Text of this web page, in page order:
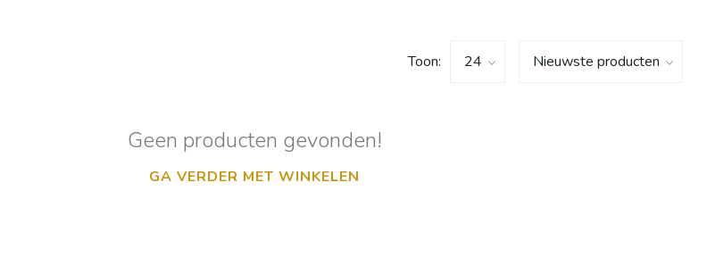
Toon:
Geen producten gevonden!
GA VERDER MET WINKELEN